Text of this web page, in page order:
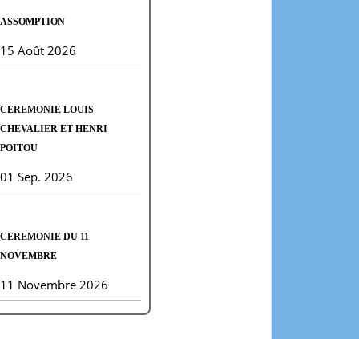
ASSOMPTION
15 Août 2026
CEREMONIE LOUIS
CHEVALIER ET HENRI
POITOU
01 Sep. 2026
CEREMONIE DU 11
NOVEMBRE
11 Novembre 2026